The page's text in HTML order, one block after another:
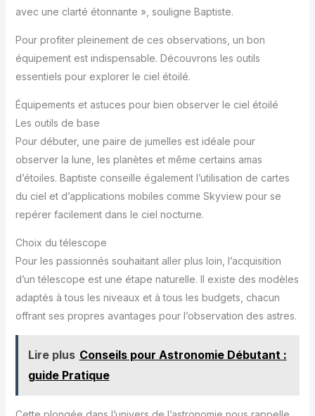
avec une clarté étonnante », souligne Baptiste.
Pour profiter pleinement de ces observations, un bon
équipement est indispensable. Découvrons les outils
essentiels pour explorer le ciel étoilé.
Équipements et astuces pour bien observer le ciel étoilé
Les outils de base
Pour débuter, une paire de jumelles est idéale pour
observer la lune, les planètes et même certains amas
d’étoiles. Baptiste conseille également l’utilisation de cartes
du ciel et d’applications mobiles comme Skyview pour se
repérer facilement dans le ciel nocturne.
Choix du télescope
Pour les passionnés souhaitant aller plus loin, l’acquisition
d’un télescope est une étape naturelle. Il existe des modèles
adaptés à tous les niveaux et à tous les budgets, chacun
offrant ses propres avantages pour l’observation des astres.
Lire plus Conseils pour Astronomie Débutant :
guide Pratique